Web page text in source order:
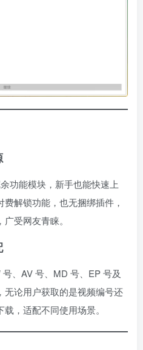
功能模块，新手也能快速上
解锁功能，也无捆绑插件，
受网友青睐。
、AV 号、MD 号、EP 号及
无论用户获取的是视频编号还
，适配不同使用场景。